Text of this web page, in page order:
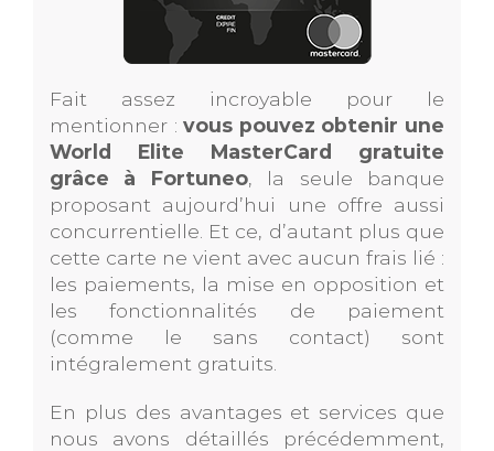
Fait assez incroyable pour le
mentionner :vous pouvez obtenir une
World Elite MasterCard gratuite
grâce à Fortuneo, la seule banque
proposant aujourd’hui une offre aussi
concurrentielle. Et ce, d’autant plus que
cette carte ne vient avec aucun frais lié :
les paiements, la mise en opposition et
les fonctionnalités de paiement
(comme le sans contact) sont
intégralement gratuits.
En plus des avantages et services que
nous avons détaillés précédemment,